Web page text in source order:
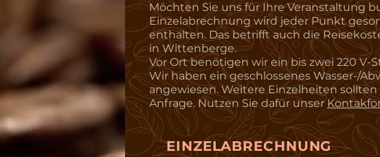
Möchten Sie uns für Ihre Veranstaltung
Einzelabrechnung wird jeder Punkt
enthalten. Das betrifft auch die
in Wittenberge.
Vor Ort benötigen wir ein bis zwei 220
Wir haben ein geschlossenes Wasser-/
angewiesen. Weitere Einzelheiten
Anfrage. Nutzen Sie dafür unser
EINZELABRECHNUNG